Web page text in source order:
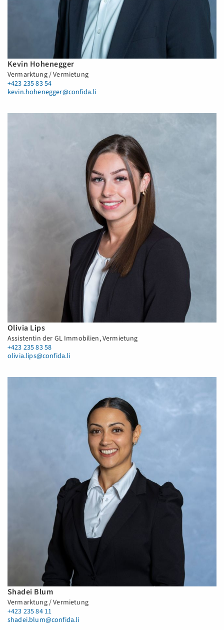
Kevin Hohenegger
Vermarktung / Vermietung
+423 235 83 54
kevin.hohenegger@confida.li
Olivia Lips
Assistentin der GL Immobilien, Vermietung
+423 235 83 58
olivia.lips@confida.li
Shadei Blum
Vermarktung / Vermietung
+423 235 84 11
shadei.blum@confida.li